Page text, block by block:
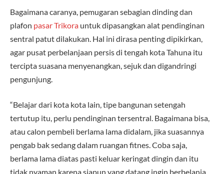
Bagaimana caranya, pemugaran sebagian dinding dan
plafon pasar Trikora untuk dipasangkan alat pendinginan
sentral patut dilakukan. Hal ini dirasa penting dipikirkan,
agar pusat perbelanjaan persis di tengah kota Tahuna itu
tercipta suasana menyenangkan, sejuk dan digandringi
pengunjung.
“Belajar dari kota kota lain, tipe bangunan setengah
tertutup itu, perlu pendinginan tersentral. Bagaimana bisa,
atau calon pembeli berlama lama didalam, jika suasannya
pengab bak sedang dalam ruangan fitnes. Coba saja,
berlama lama diatas pasti keluar keringat dingin dan itu
tidak nyaman karena siapun yang datang ingin berbelanja